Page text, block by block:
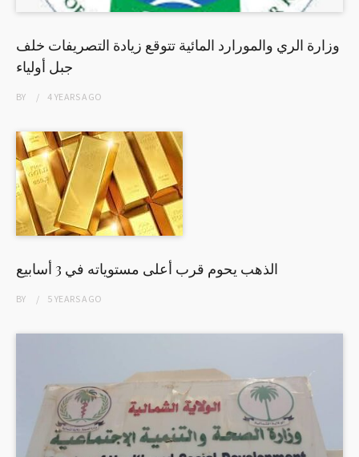
وزارة الري والمورارد المائية تتوقع زيادة التصريفات خلف
جبل أولياء
BY 4 YEARSAGO
الذهب يحوم قرب أعلى مستوياته في 3 أسابيع
BY 5 YEARSAGO